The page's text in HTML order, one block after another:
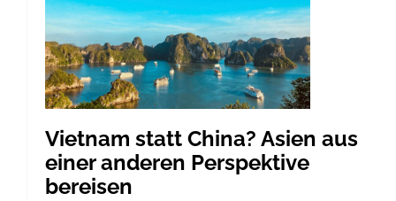
Vietnam statt China? Asien aus
einer anderen Perspektive
bereisen